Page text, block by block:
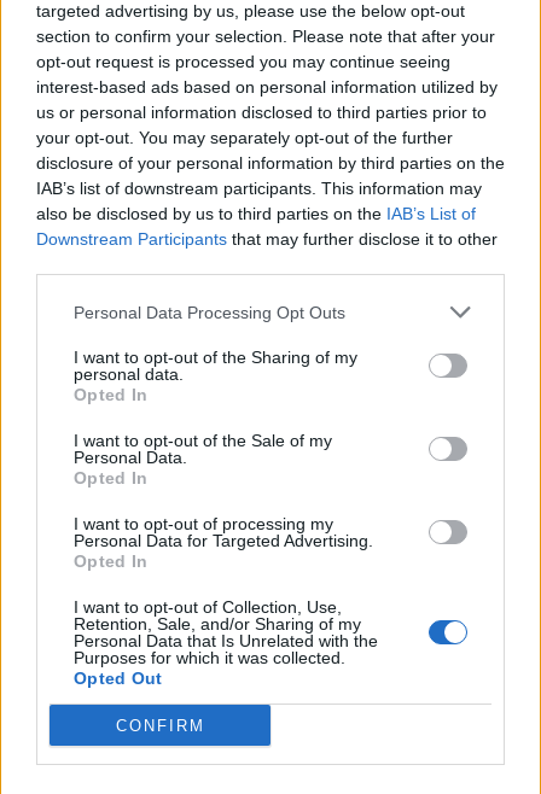
targeted advertising by us, please use the below opt-out
section to confirm your selection. Please note that after your
opt-out request is processed you may continue seeing
interest-based ads based on personal information utilized by
us or personal information disclosed to third parties prior to
your opt-out. You may separately opt-out of the further
disclosure of your personal information by third parties on the
IAB’s list of downstream participants. This information may
also be disclosed by us to third parties on the IAB’s List of
Downstream Participants that may further disclose it to other
Personal Data Processing Opt Outs
I want to opt-out of the Sharing of my
personal data.
Opted In
I want to opt-out of the Sale of my
Personal Data.
Opted In
I want to opt-out of processing my
Personal Data for Targeted Advertising.
Opted In
I want to opt-out of Collection, Use,
Retention, Sale, and/or Sharing of my
Personal Data that Is Unrelated with the
Purposes for which it was collected.
Opted Out
CONFIRM